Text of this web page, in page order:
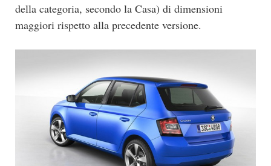
della categoria, secondo la Casa) di dimensioni
maggiori rispetto alla precedente versione.